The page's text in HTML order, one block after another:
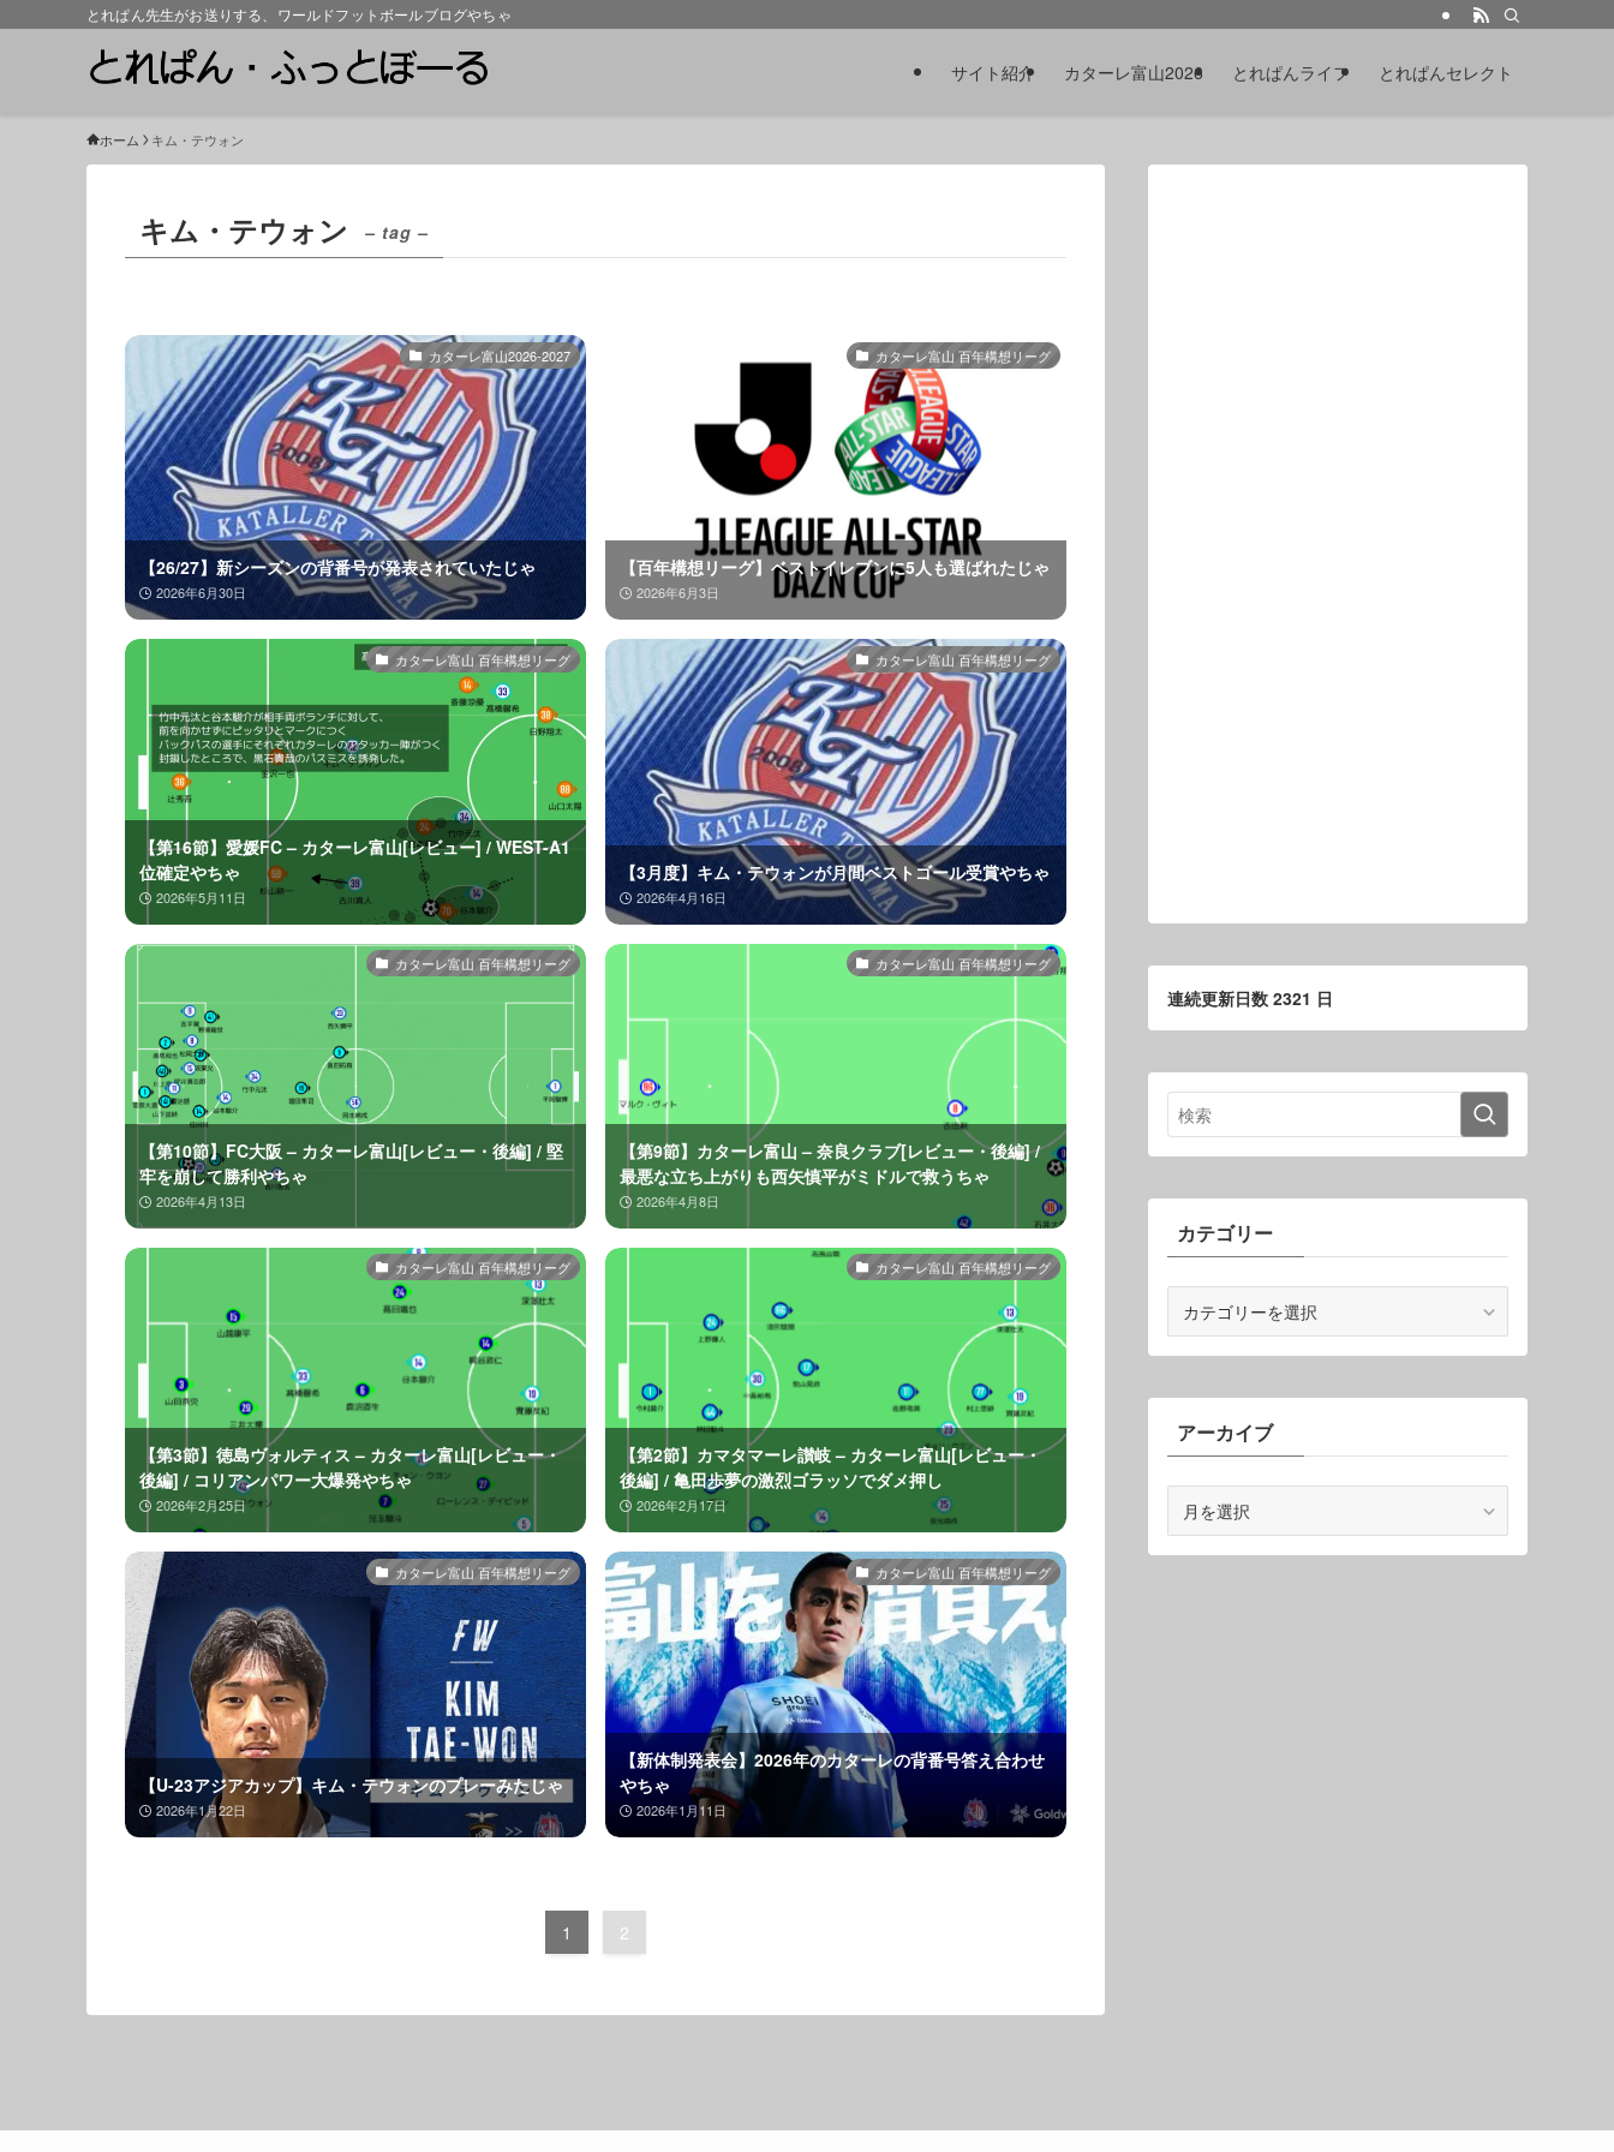
とれぱん先生がお送りする、ワールドフットボールブログやちゃ
サイト紹介 カターレ富山2026 とれぱんライフ とれぱんセレクト
ホーム キム・テウォン
キム・テウォン – tag –
カターレ富山2026-2027
【26/27】新シーズンの背番号が発表されていたじゃ
2026年6月30日
カターレ富山 百年構想リーグ
【百年構想リーグ】ベストイレブンに5人も選ばれたじゃ
2026年6月3日
カターレ富山 百年構想リーグ
【第16節】愛媛FC – カターレ富山[レビュー] / WEST-A1
位確定やちゃ
2026年5月11日
カターレ富山 百年構想リーグ
【3月度】キム・テウォンが月間ベストゴール受賞やちゃ
2026年4月16日
カターレ富山 百年構想リーグ
【第10節】FC大阪 – カターレ富山[レビュー・後編] / 堅
牢を崩して勝利やちゃ
2026年4月13日
カターレ富山 百年構想リーグ
【第9節】カターレ富山 – 奈良クラブ[レビュー・後編] /
最悪な立ち上がりも西矢慎平がミドルで救うちゃ
2026年4月8日
カターレ富山 百年構想リーグ
【第3節】徳島ヴォルティス – カターレ富山[レビュー・
後編] / コリアンパワー大爆発やちゃ
2026年2月25日
カターレ富山 百年構想リーグ
【第2節】カマタマーレ讃岐 – カターレ富山[レビュー・
後編] / 亀田歩夢の激烈ゴラッソでダメ押し
2026年2月17日
カターレ富山 百年構想リーグ
【U-23アジアカップ】キム・テウォンのプレーみたじゃ
2026年1月22日
カターレ富山 百年構想リーグ
【新体制発表会】2026年のカターレの背番号答え合わせ
やちゃ
2026年1月11日
1 2
連続更新日数 2321 日
カテゴリー
ゴ
ー
アーカイブ
カ